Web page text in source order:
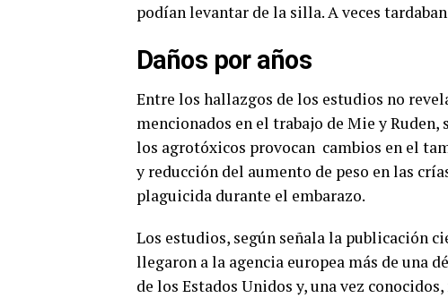
podían levantar de la silla. A veces
Daños por años
Entre los hallazgos de los estudios no
mencionados en el trabajo de Mie y
los agrotóxicos provocan cambios en el
y reducción del aumento de peso en las
plaguicida durante el embarazo.
Los estudios, según señala la publicación
llegaron a la agencia europea más de una
de los Estados Unidos y, una vez